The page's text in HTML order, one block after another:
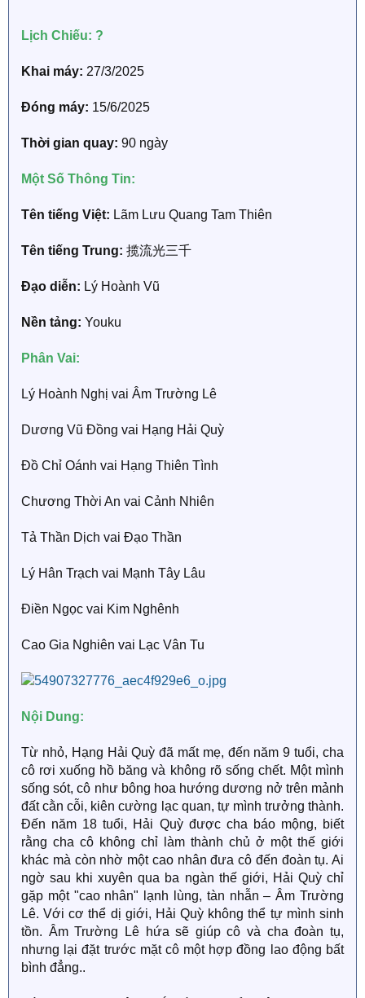
Lịch Chiếu: ?
Khai máy: 27/3/2025
Đóng máy: 15/6/2025
Thời gian quay: 90 ngày
Một Số Thông Tin:
Tên tiếng Việt: Lãm Lưu Quang Tam Thiên
Tên tiếng Trung: 揽流光三千
Đạo diễn: Lý Hoành Vũ
Nền tảng: Youku
Phân Vai:
Lý Hoành Nghị vai Âm Trường Lê
Dương Vũ Đồng vai Hạng Hải Quỳ
Đồ Chỉ Oánh vai Hạng Thiên Tình
Chương Thời An vai Cảnh Nhiên
Tả Thần Dịch vai Đạo Thần
Lý Hân Trạch vai Mạnh Tây Lâu
Điền Ngọc vai Kim Nghênh
Cao Gia Nghiên vai Lạc Vân Tu
Nội Dung:
Từ nhỏ, Hạng Hải Quỳ đã mất mẹ, đến năm 9 tuổi, cha
cô rơi xuống hồ băng và không rõ sống chết. Một mình
sống sót, cô như bông hoa hướng dương nở trên mảnh
đất cằn cỗi, kiên cường lạc quan, tự mình trưởng thành.
Đến năm 18 tuổi, Hải Quỳ được cha báo mộng, biết
rằng cha cô không chỉ làm thành chủ ở một thế giới
khác mà còn nhờ một cao nhân đưa cô đến đoàn tụ. Ai
ngờ sau khi xuyên qua ba ngàn thế giới, Hải Quỳ chỉ
gặp một "cao nhân" lạnh lùng, tàn nhẫn – Âm Trường
Lê. Với cơ thể dị giới, Hải Quỳ không thể tự mình sinh
tồn. Âm Trường Lê hứa sẽ giúp cô và cha đoàn tụ,
nhưng lại đặt trước mặt cô một hợp đồng lao động bất
bình đẳng..